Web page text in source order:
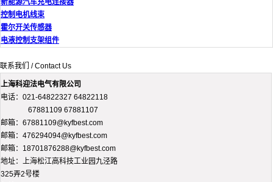
新能源汽车充电连接器
控制电机线束
霍尔开关传感器
电液控制支架组件
联系我们 / Contact Us
上海科迎法电气有限公司
电话：021-64822327 64822118
67881109 67881107
邮箱：67881109@kyfbest.com
邮箱：476294094@kyfbest.com
邮箱：18701876288@kyfbest.com
地址：上海松江高科技工业园九泾路
325弄2号楼